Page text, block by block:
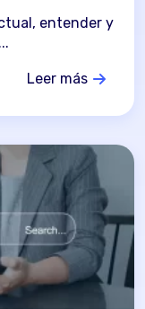
entender y
Leer más